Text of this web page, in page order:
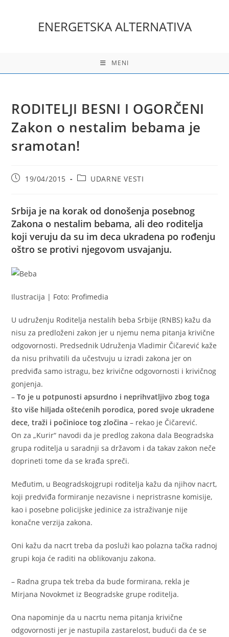
ENERGETSKA ALTERNATIVA
MENI
RODITELJI BESNI I OGORČENI
Zakon o nestalim bebama je
sramotan!
Post19/04/2015
PostUDARNE VESTI
Srbija je na korak od donošenja posebnog
Zakona o nestalim bebama, ali deo roditelja
koji veruju da su im deca ukradena po rođenju
oštro se protivi njegovom usvajanju.
Ilustracija | Foto: Profimedia
U udruženju Roditelja nestalih beba Srbije (RNBS) kažu da
nisu za predloženi zakon jer u njemu nema pitanja krivične
odgovornosti. Predsednik Udruženja Vladimir Čičarević kaže
da nisu prihvatili da učestvuju u izradi zakona jer on
predviđa samo istragu, bez krivične odgovornosti i krivičnog
gonjenja.
–To je u potpunosti apsurdno i neprihvatljivo zbog toga
što više hiljada oštećenih porodica, pored svoje ukradene
dece, traži i počinioce tog zločina – rekao je Čičarević.
On za „Kurir“ navodi da je predlog zakona dala Beogradska
grupa roditelja u saradnji sa državom i da takav zakon neče
doprineti tome da se krađa spreči.
Međutim, u Beogradskojgrupi roditelja kažu da njihov nacrt,
koji predviđa formiranje nezavisne i nepristrasne komisije,
kao i posebne policijske jedinice za istraživanje nije
konačne verzija zakona.
Oni kažu da nacrt treba da posluži kao polazna tačka radnoj
grupi koja će raditi na oblikovanju zakona.
– Radna grupa tek treba da bude formirana, rekla je
Mirjana Novokmet iz Beogradske grupe roditelja.
Ona napominje da u nacrtu nema pitanja krivične
odgovornosti jer je nastupila zastarelost, budući da će se